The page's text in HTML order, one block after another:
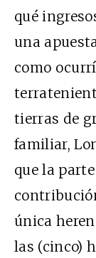
qué
una
como
tierras de
familiar,
que la
única
las (cinco)